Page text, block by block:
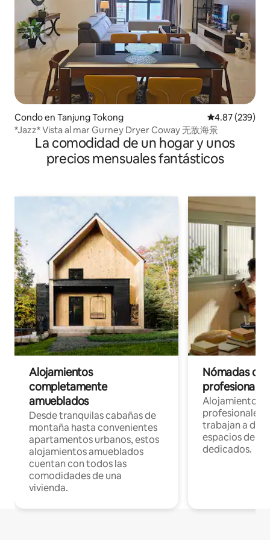
Condo en Tanjung Tokong Calificación
4.87 (239)
*Jazz* Vista al mar Gurney Dryer Coway 无敌海景
La comodidad de un hogar y unos
precios mensuales fantásticos
Alojamientos
completamente
amueblados
Desde tranquilas cabañas de
montaña hasta convenientes
apartamentos urbanos, estos
alojamientos amueblados
cuentan con todos las
comodidades de una
vivienda.
Nómadas
Alojamientos
profesionales
trabajan a
espacios de
dedicados.